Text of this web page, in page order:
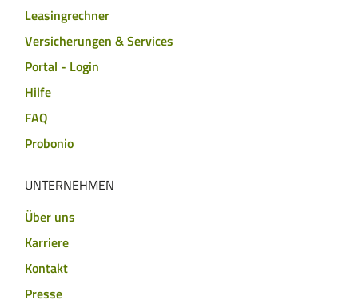
Leasingrechner
Versicherungen & Services
Portal - Login
Hilfe
FAQ
Probonio
UNTERNEHMEN
Über uns
Karriere
Kontakt
Presse